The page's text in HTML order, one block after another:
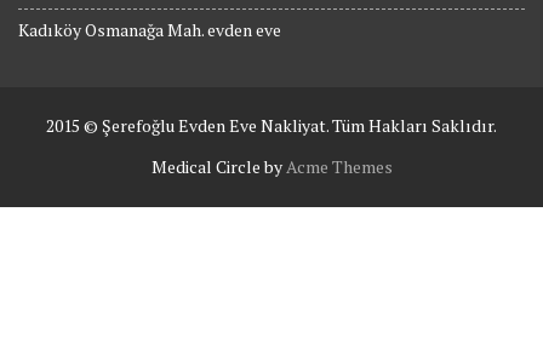
Kadıköy Osmanağa Mah. evden eve
2015 © Şerefoğlu Evden Eve Nakliyat. Tüm Hakları Saklıdır.
Medical Circle byAcme Themes